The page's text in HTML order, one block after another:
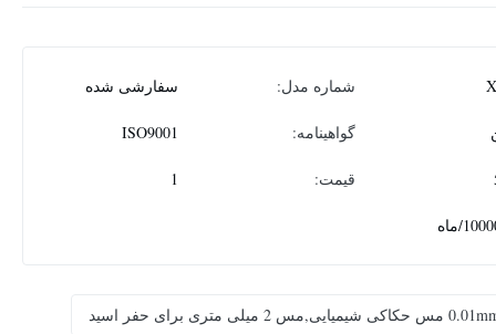
شماره مدل: سفارشی شده
گواهینامه: ISO9001
قیمت: 1
ماه